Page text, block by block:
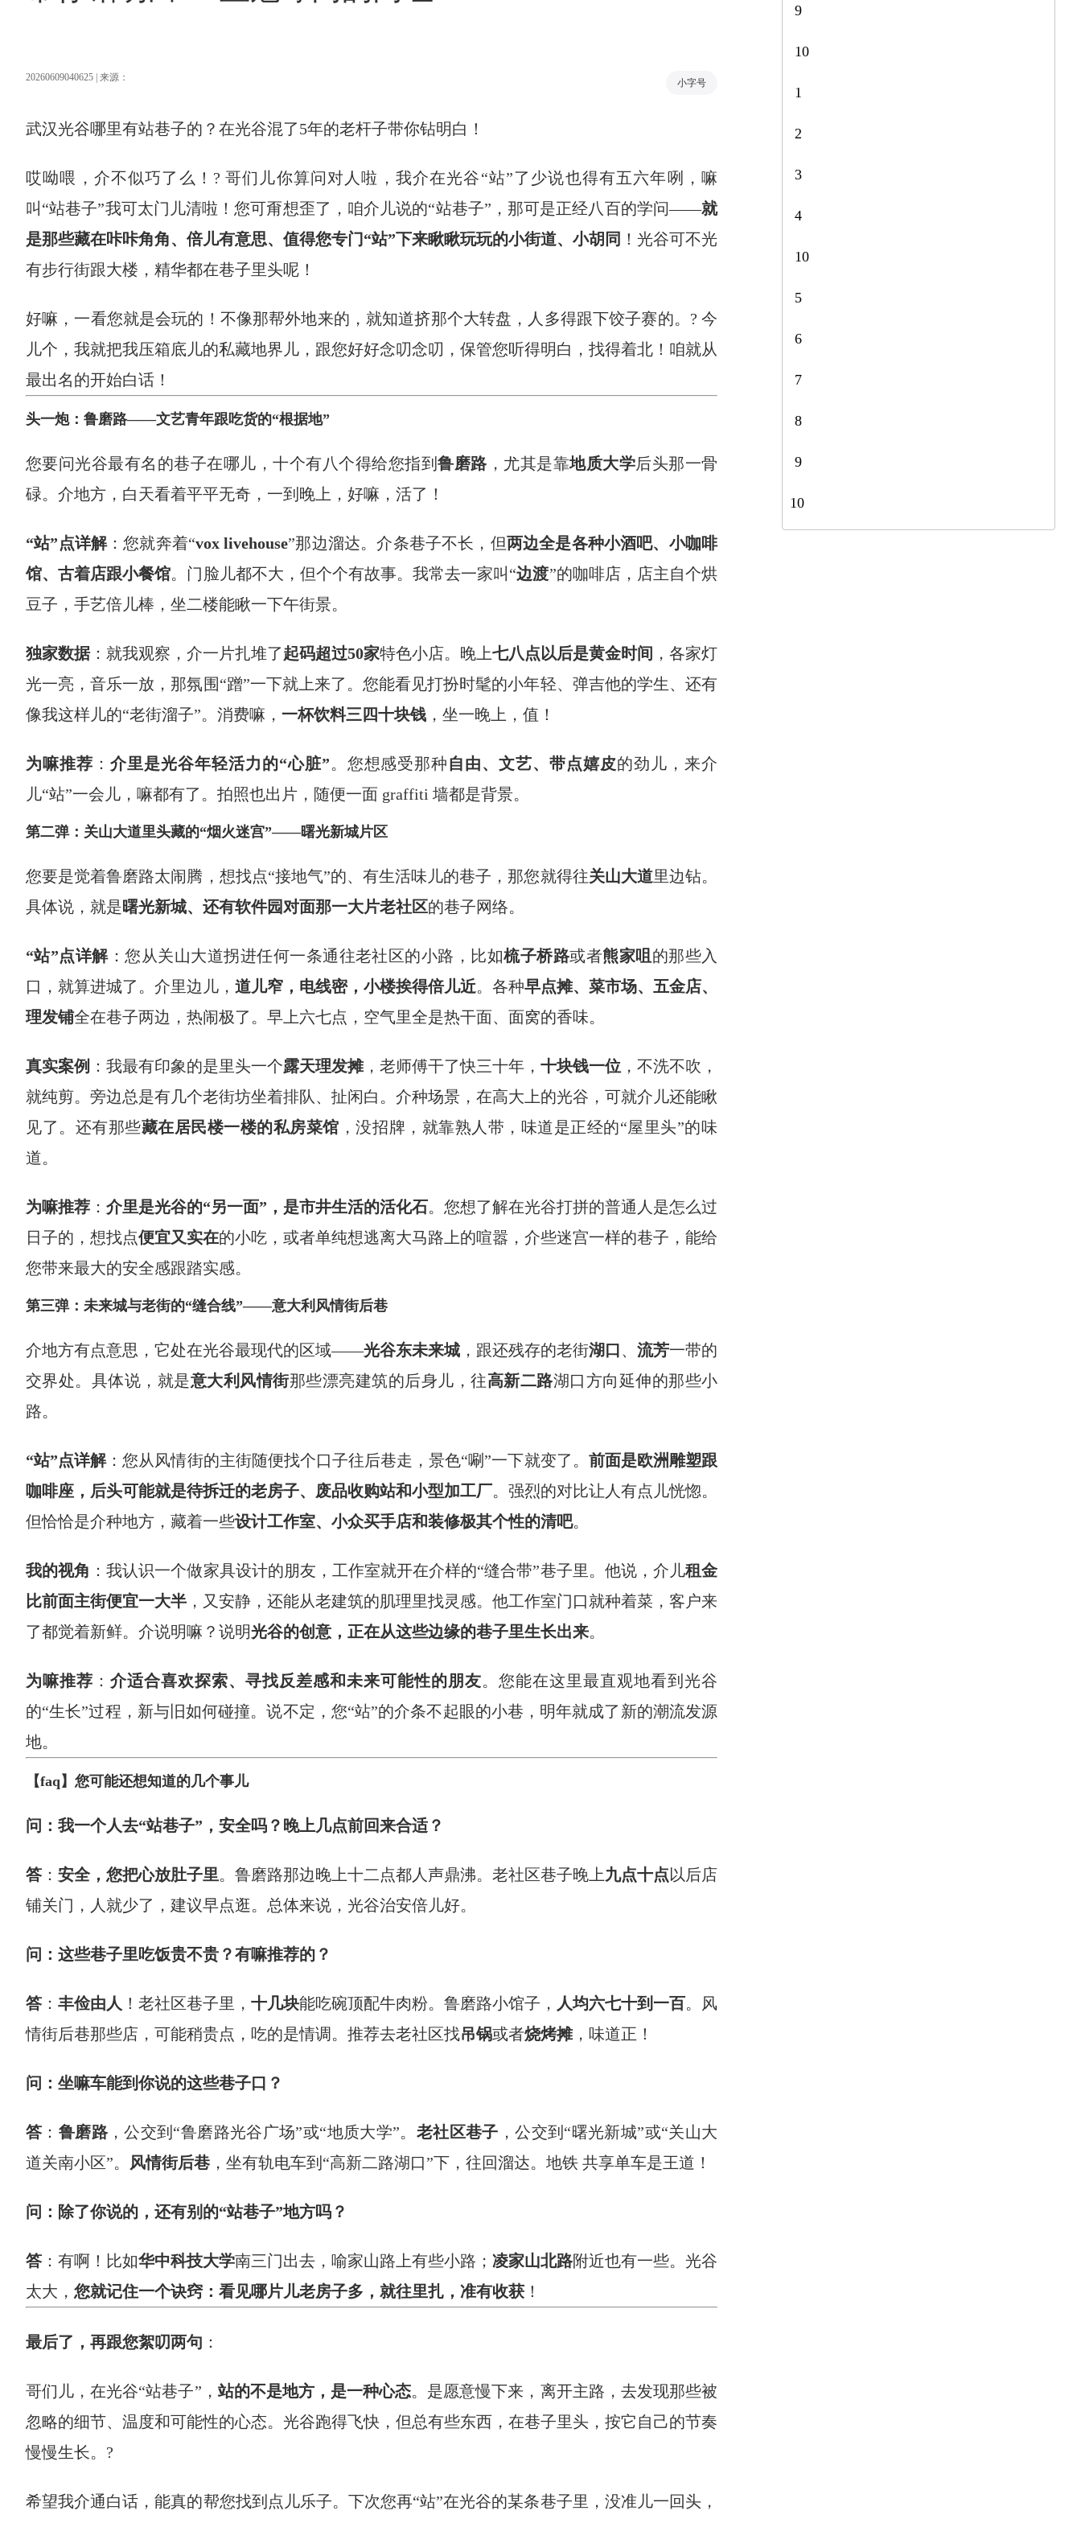
20260609040625 | 来源： 小字号
武汉光谷哪里有站巷子的？在光谷混了5年的老杆子带你钻明白！
哎呦喂，介不似巧了么！? 哥们儿你算问对人啦，我介在光谷“站”了少说也得有五六年咧，嘛
叫“站巷子”我可太门儿清啦！您可甭想歪了，咱介儿说的“站巷子”，那可是正经八百的学问——就
是那些藏在咔咔角角、倍儿有意思、值得您专门“站”下来瞅瞅玩玩的小街道、小胡同 ！光谷可不光
有步行街跟大楼，精华都在巷子里头呢！
好嘛，一看您就是会玩的！不像那帮外地来的，就知道挤那个大转盘，人多得跟下饺子赛的。? 今
儿个，我就把我压箱底儿的私藏地界儿，跟您好好念叨念叨，保管您听得明白，找得着北！咱就从
最出名的开始白话！
头一炮：鲁磨路——文艺青年跟吃货的“根据地”
您要问光谷最有名的巷子在哪儿，十个有八个得给您指到鲁磨路，尤其是靠地质大学后头那一骨
碌。介地方，白天看着平平无奇，一到晚上，好嘛，活了！
“站”点详解：您就奔着“vox livehouse”那边溜达。介条巷子不长，但两边全是各种小酒吧、小咖啡
馆、古着店跟小餐馆。门脸儿都不大，但个个有故事。我常去一家叫“边渡”的咖啡店，店主自个烘
豆子，手艺倍儿棒，坐二楼能瞅一下午街景。
独家数据：就我观察，介一片扎堆了起码超过50家特色小店。晚上七八点以后是黄金时间 ，各家灯
光一亮，音乐一放，那氛围“蹭”一下就上来了。您能看见打扮时髦的小年轻、弹吉他的学生、还有
像我这样儿的“老街溜子”。消费嘛， 一杯饮料三四十块钱 ，坐一晚上，值！
为嘛推荐 ： 介里是光谷年轻活力的“心脏”。您想感受那种自由、文艺、带点嬉皮的劲儿，来介
儿“站”一会儿，嘛都有了。拍照也出片，随便一面 graffiti 墙都是背景。
第二弹：关山大道里头藏的“烟火迷宫”——曙光新城片区
您要是觉着鲁磨路太闹腾，想找点“接地气”的、有生活味儿的巷子，那您就得往关山大道里边钻。
具体说，就是曙光新城、还有软件园对面那一大片老社区的巷子网络。
“站”点详解：您从关山大道拐进任何一条通往老社区的小路，比如梳子桥路或者熊家咀 的那些入
口，就算进城了。介里边儿， 道儿窄，电线密，小楼挨得倍儿近。各种早点摊、菜市场、五金店、
理发铺全在巷子两边，热闹极了。早上六七点，空气里全是热干面、面窝的香味。
真实案例 ：我最有印象的是里头一个露天理发摊 ，老师傅干了快三十年， 十块钱一位 ，不洗不吹，
就纯剪。旁边总是有几个老街坊坐着排队、扯闲白。介种场景，在高大上的光谷，可就介儿还能瞅
见了。还有那些藏在居民楼一楼的私房菜馆 ，没招牌，就靠熟人带，味道是正经的“屋里头”的味
道。
为嘛推荐 ： 介里是光谷的“另一面”，是市井生活的活化石。您想了解在光谷打拼的普通人是怎么过
日子的，想找点便宜又实在的小吃，或者单纯想逃离大马路上的喧嚣，介些迷宫一样的巷子，能给
您带来最大的安全感跟踏实感。
第三弹：未来城与老街的“缝合线”——意大利风情街后巷
介地方有点意思，它处在光谷最现代的区域——光谷东未来城 ，跟还残存的老街湖口 、 流芳一带的
交界处。具体说，就是意大利风情街那些漂亮建筑的后身儿，往高新二路湖口方向延伸的那些小
路。
“站”点详解：您从风情街的主街随便找个口子往后巷走，景色“唰”一下就变了。 前面是欧洲雕塑跟
咖啡座，后头可能就是待拆迁的老房子、废品收购站和小型加工厂。强烈的对比让人有点儿恍惚。
但恰恰是介种地方，藏着一些设计工作室、小众买手店和装修极其个性的清吧。
我的视角 ：我认识一个做家具设计的朋友，工作室就开在介样的“缝合带”巷子里。他说，介儿租金
比前面主街便宜一大半 ，又安静，还能从老建筑的肌理里找灵感。他工作室门口就种着菜，客户来
了都觉着新鲜。介说明嘛？说明光谷的创意，正在从这些边缘的巷子里生长出来。
为嘛推荐 ： 介适合喜欢探索、寻找反差感和未来可能性的朋友。您能在这里最直观地看到光谷
的“生长”过程，新与旧如何碰撞。说不定，您“站”的介条不起眼的小巷，明年就成了新的潮流发源
地。
【faq】您可能还想知道的几个事儿
问：我一个人去“站巷子”，安全吗？晚上几点前回来合适？
答 ： 安全，您把心放肚子里。鲁磨路那边晚上十二点都人声鼎沸。老社区巷子晚上九点十点以后店
铺关门，人就少了，建议早点逛。总体来说，光谷治安倍儿好。
问：这些巷子里吃饭贵不贵？有嘛推荐的？
答 ： 丰俭由人 ！老社区巷子里， 十几块能吃碗顶配牛肉粉。鲁磨路小馆子， 人均六七十到一百。风
情街后巷那些店，可能稍贵点，吃的是情调。推荐去老社区找吊锅或者烧烤摊 ，味道正！
问：坐嘛车能到你说的这些巷子口？
答 ： 鲁磨路，公交到“鲁磨路光谷广场”或“地质大学”。 老社区巷子 ，公交到“曙光新城”或“关山大
道关南小区”。 风情街后巷 ，坐有轨电车到“高新二路湖口”下，往回溜达。地铁 共享单车是王道！
问：除了你说的，还有别的“站巷子”地方吗？
答 ：有啊！比如华中科技大学南三门出去，喻家山路上有些小路； 凌家山北路附近也有一些。光谷
太大， 您就记住一个诀窍：看见哪片儿老房子多，就往里扎，准有收获 ！
最后了，再跟您絮叨两句 ：
哥们儿，在光谷“站巷子”，站的不是地方，是一种心态。是愿意慢下来，离开主路，去发现那些被
忽略的细节、温度和可能性的心态。光谷跑得飞快，但总有些东西，在巷子里头，按它自己的节奏
慢慢生长。?
希望我介通白话，能真的帮您找到点儿乐子。下次您再“站”在光谷的某条巷子里，没准儿一回头，
9
10
1
2
3
4
10
5
6
7
8
9
10